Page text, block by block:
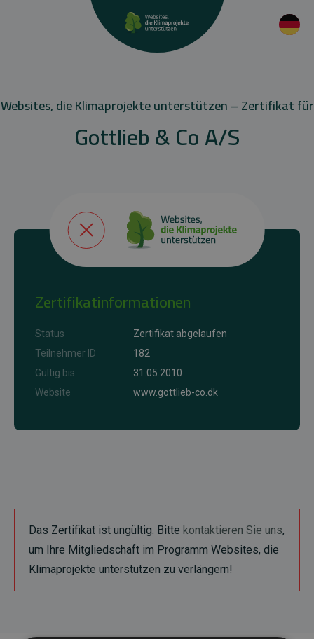
Websites, die Klimaprojekte unterstützen – Zertifikat für
Gottlieb & Co A/S
Zertifikatinformationen
Status
Zertifikat abgelaufen
Teilnehmer ID
182
Gültig bis
31.05.2010
Website
www.gottlieb-co.dk
Das Zertifikat ist ungültig. Bitte kontaktieren Sie uns,
um Ihre Mitgliedschaft im Programm Websites, die
Klimaprojekte unterstützen zu verlängern!